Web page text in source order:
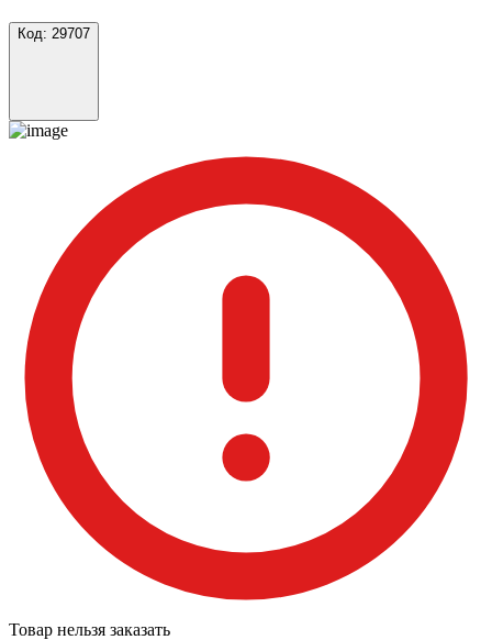
Код: 29707
Товар нельзя заказать